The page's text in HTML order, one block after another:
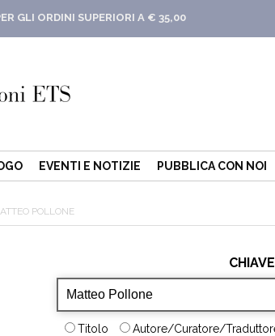
GLI ORDINI SUPERIORI A € 35,00
EVENTI E NOTIZIE PUBBLICA CON NOI
POLLONE
Titolo Autore/Curatore/